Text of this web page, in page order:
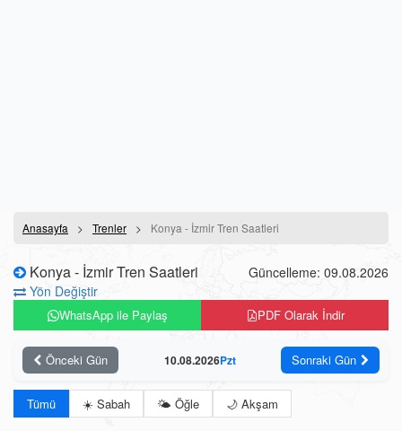
Anasayfa Trenler Konya - İzmir Tren Saatleri
Konya - İzmir Tren Saatleri
Yön Değiştir
Güncelleme: 09.08.2026
WhatsApp ile Paylaş PDF Olarak İndir
Önceki Gün 10.08.2026Pzt Sonraki Gün
Tümü ☀️ Sabah 🌤️ Öğle 🌙 Akşam